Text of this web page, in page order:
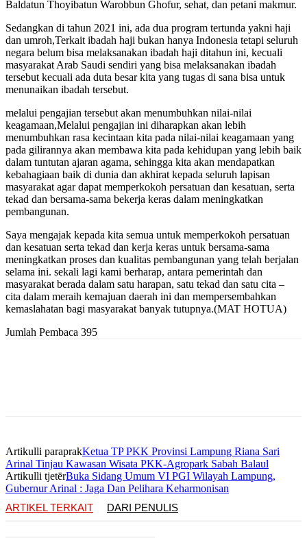
Baldatun Thoyibatun Warobbun Ghofur, sehat, dan petani makmur.
Sedangkan di tahun 2021 ini, ada dua program tertunda yakni haji
dan umroh,Terkait ibadah haji bukan hanya Indonesia tetapi seluruh
negara belum bisa melaksanakan ibadah haji ditahun ini, kecuali
masyarakat Arab Saudi sendiri yang bisa melaksanakan ibadah
tersebut kecuali ada duta besar kita yang tugas di sana bisa untuk
menunaikan ibadah tersebut.
melalui pengajian tersebut akan menumbuhkan nilai-nilai
keagamaan,Melalui pengajian ini diharapkan akan lebih
menumbuhkan rasa kecintaan kita pada nilai-nilai keagamaan yang
pada gilirannya akan membawa kita pada kehidupan yang lebih baik
dalam tuntutan ajaran agama, sehingga kita akan mendapatkan
kebahagiaan baik di dunia dan akhirat kepada seluruh lapisan
masyarakat agar dapat memperkokoh persatuan dan kesatuan, serta
tekad dan bersama-sama bekerja keras dalam meningkatkan
pembangunan.
Saya mengajak kepada kita semua untuk memperkokoh persatuan
dan kesatuan serta tekad dan kerja keras untuk bersama-sama
meningkatkan proses dan kualitas pembangunan yang telah berjalan
selama ini. sekali lagi kami berharap, antara pemerintah dan
masyarakat berada dalam satu harapan, satu tekad dan satu cita –
cita dalam meraih kemajuan daerah ini dan mempersembahkan
kemaslahatan bagi masyarakat banyak tutupnya.(MAT HOTUA)
Jumlah Pembaca 395
Artikulli paraprakKetua TP PKK Provinsi Lampung Riana Sari
Arinal Tinjau Kawasan Wisata PKK-Agropark Sabah Balaul
Artikulli tjetërBuka Sidang Umum VI PGI Wilayah Lampung,
Gubernur Arinal : Jaga Dan Pelihara Keharmonisan
ARTIKEL TERKAIT
DARI PENULIS